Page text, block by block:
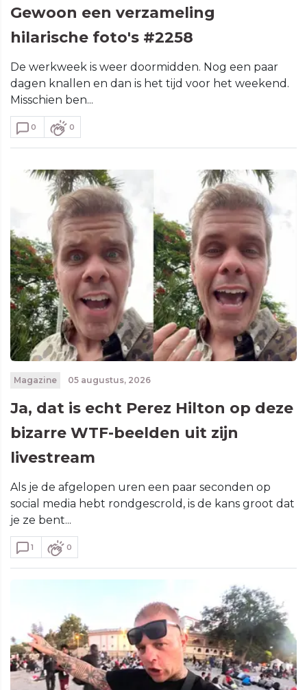
Gewoon een verzameling
hilarische foto's #2258
De werkweek is weer doormidden. Nog een paar
dagen knallen en dan is het tijd voor het weekend.
Misschien ben...
0 0
Magazine 05 augustus, 2026
Ja, dat is echt Perez Hilton op deze
bizarre WTF-beelden uit zijn
livestream
Als je de afgelopen uren een paar seconden op
social media hebt rondgescrold, is de kans groot dat
je ze bent...
1 0